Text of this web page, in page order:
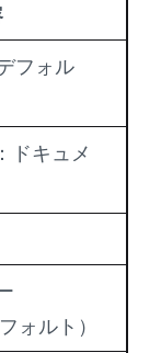
フォル
ドキュメ
ォルト）